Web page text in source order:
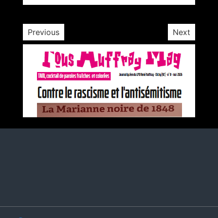
Previous Next